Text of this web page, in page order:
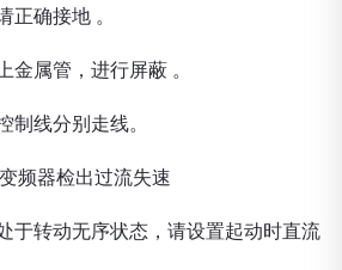
确接地 。
属管，进行屏蔽 。
线分别走线。
器检出过流失速
转动无序状态，请设置起动时直流